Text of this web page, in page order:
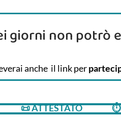
giorni non potrò
anche il link per
📜 ATTESTATO ⏱‍